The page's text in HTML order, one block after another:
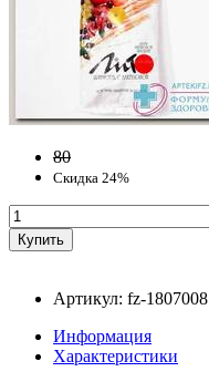
80
Скидка 24%
Артикул: fz-1807008
Информация
Характеристики